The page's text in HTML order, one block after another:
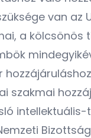
van az
a
szakmai
Bizottság